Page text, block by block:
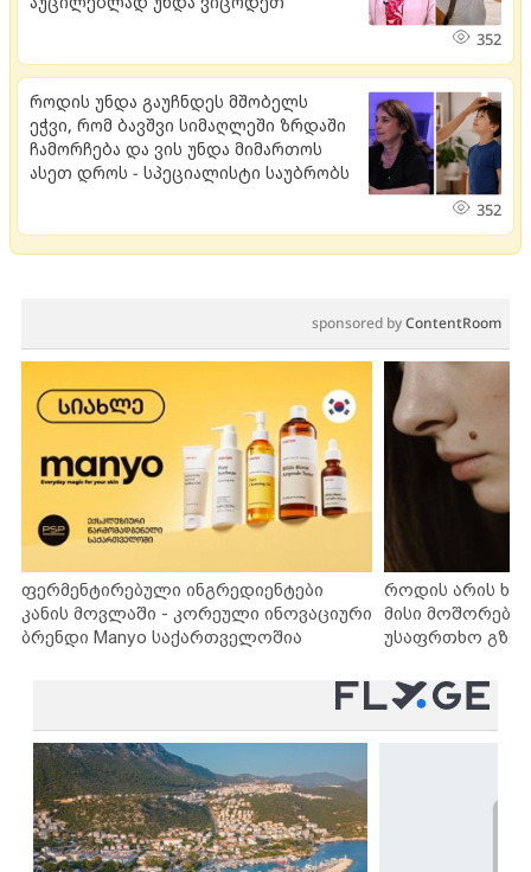
352
როდის უნდა გაუჩნდეს მშობელს
ეჭვი, რომ ბავშვი სიმაღლეში ზრდაში
ჩამორჩება და ვის უნდა მიმართოს
ასეთ დროს - სპეციალისტი საუბრობს
352
sponsored byContentRoom
ფერმენტირებული ინგრედიენტები
კანის მოვლაში - კორეული ინოვაციური
ბრენდი Manyo საქართველოშია
როდის არის
მისი
უსაფრთხო